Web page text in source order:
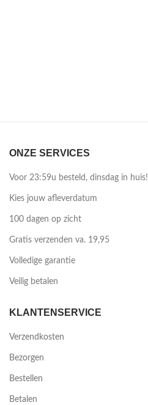
ONZE SERVICES
Voor 23:59u besteld, dinsdag in huis!
Kies jouw afleverdatum
100 dagen op zicht
Gratis verzenden va. 19,95
Volledige garantie
Veilig betalen
KLANTENSERVICE
Verzendkosten
Bezorgen
Bestellen
Betalen